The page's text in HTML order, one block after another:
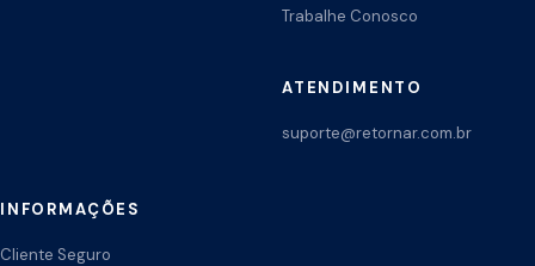
Trabalhe Conosco
ATENDIMENTO
suporte@retornar.com.br
INFORMAÇÕES
Cliente Seguro